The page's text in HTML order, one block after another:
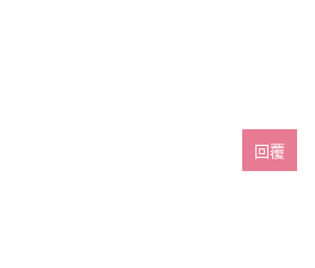
回覆